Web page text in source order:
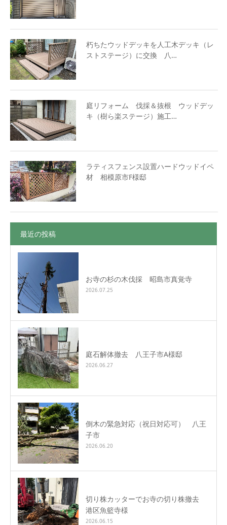
朽ちたウッドデッキを人工木デッキ（レ
ストステージ）に交換 八…
庭リフォーム 伐採＆抜根 ウッドデッ
キ（樹ら楽ステージ）施工…
ラティスフェンス設置ハードウッドイペ
材 相模原市F様邸
最近の投稿
お寺の杉の木伐採 昭島市真覚寺
2026.07.25
庭石解体撤去 八王子市A様邸
2026.06.27
倒木の緊急対応（祝日対応可） 八王
子市
2026.06.20
切り株カッターでお寺の切り株撤去
港区魚籃寺様
2026.06.15